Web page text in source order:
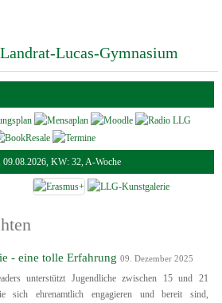
Landrat-Lucas-Gymnasium
09.08.2026, KW: 32, A-Woche
- eine tolle Erfahrung 09. Dezember 2025
unterstützt Jugendliche zwischen 15 und 21
sich ehrenamtlich engagieren und bereit sind,